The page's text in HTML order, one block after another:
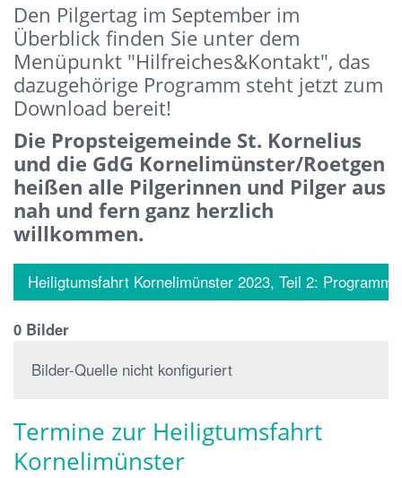
Den Pilgertag im September im
Überblick finden Sie unter dem
Menüpunkt "Hilfreiches&Kontakt", das
dazugehörige Programm steht jetzt zum
Download bereit!
Die Propsteigemeinde St. Kornelius
und die GdG Kornelimünster/Roetgen
heißen alle Pilgerinnen und Pilger aus
nah und fern ganz herzlich
willkommen.
Heiligtumsfahrt Kornelimünster 2023, Teil 2:
0 Bilder
Bilder-Quelle nicht konfiguriert
Termine zur Heiligtumsfahrt
Kornelimünster